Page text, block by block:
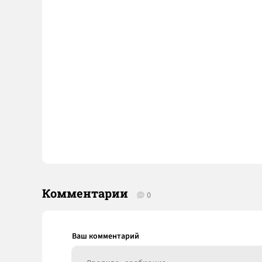
Комментарии 0